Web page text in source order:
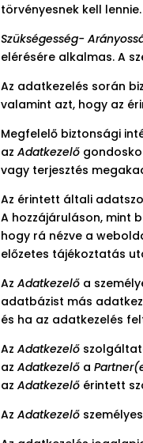
törvényesnek kell lennie.
Szükségesség-
elérésére alkalmas. A
Az adatkezelés során
valamint azt, hogy az
Megfelelő biztonsági
azAdatkezelő
vagy terjesztés
Az érintett általi
A hozzájáruláson, mint
hogy rá nézve a
előzetes tájékoztatás
AzAdatkezelő a
adatbázist más
és ha az adatkezelés
AzAdatkezelő
azAdatkezelő a
azAdatkezelő érintett
AzAdatkezelő